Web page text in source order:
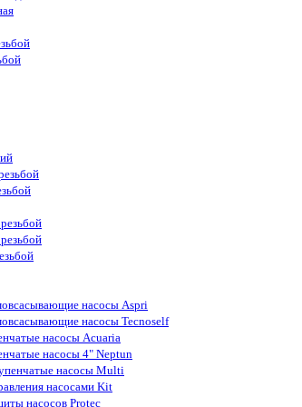
насосы Aspri
насосы Tecnoself
насосы Acuaria
насосы 4" Neptun
насосы Multi
насосами Kit
насосов Protec